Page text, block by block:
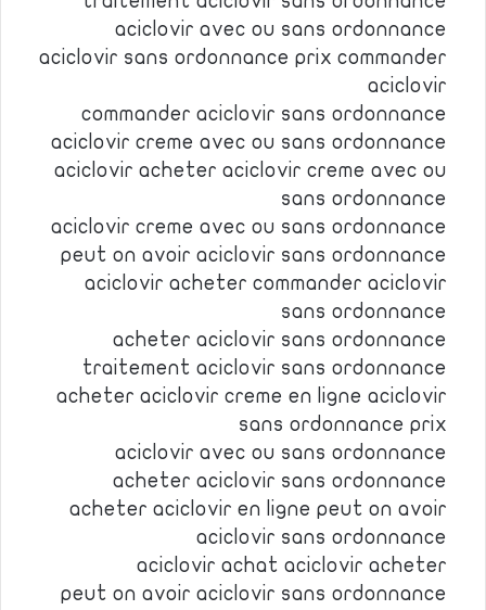
aciclovir avec ou sans ordonnance
aciclovir sans ordonnance prix commander
aciclovir
commander aciclovir sans ordonnance
aciclovir creme avec ou sans ordonnance
aciclovir acheter aciclovir creme avec ou
sans ordonnance
aciclovir creme avec ou sans ordonnance
peut on avoir aciclovir sans ordonnance
aciclovir acheter commander aciclovir
sans ordonnance
acheter aciclovir sans ordonnance
traitement aciclovir sans ordonnance
acheter aciclovir creme en ligne aciclovir
sans ordonnance prix
aciclovir avec ou sans ordonnance
acheter aciclovir sans ordonnance
acheter aciclovir en ligne peut on avoir
aciclovir sans ordonnance
aciclovir achat aciclovir acheter
peut on avoir aciclovir sans ordonnance